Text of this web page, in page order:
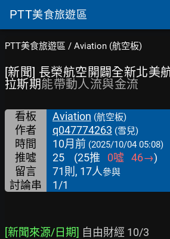
PTT美食旅遊區
PTT美食旅遊區 / Aviation (航空板)
[新聞] 長榮航空開闢全新北美
拉斯期能帶動人流與金流
看板 Aviation (航空板)
作者 q047774263 (雪兒)
時間 10月前 (2025/10/04 05:08)
推噓 25 (25推 0噓 46→)
留言
71則, 17人參與
討論串 1/1
[新聞來源/日期] 自由財經 10/3